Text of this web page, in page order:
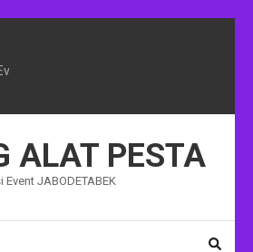
Ramadhan Jakarta
ALAT PESTA
JABODETABEK